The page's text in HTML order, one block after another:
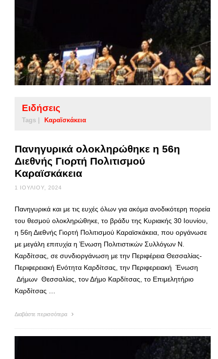
Ειδήσεις
Tags | Καραϊσκάκεια
Πανηγυρικά ολοκληρώθηκε η 56η
Διεθνής Γιορτή Πολιτισμού
Καραϊσκάκεια
1 ΙΟΥΛΊΟΥ, 2024
Πανηγυρικά και με τις ευχές όλων για ακόμα ανοδικότερη πορεία
του θεσμού ολοκληρώθηκε, το βράδυ της Κυριακής 30 Ιουνίου,
η 56η Διεθνής Γιορτή Πολιτισμού Καραϊσκάκεια, που οργάνωσε
με μεγάλη επιτυχία η Ένωση Πολιτιστικών Συλλόγων Ν.
Καρδίτσας, σε συνδιοργάνωση με την Περιφέρεια Θεσσαλίας-
Περιφερειακή Ενότητα Καρδίτσας, την Περιφερειακή Ένωση
Δήμων Θεσσαλίας, τον Δήμο Καρδίτσας, το Επιμελητήριο
Καρδίτσας …
Διαβάστε περισσότερα